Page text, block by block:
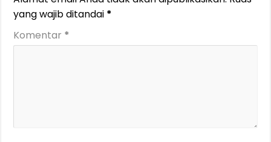
yang wajib ditandai *
Komentar *